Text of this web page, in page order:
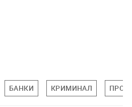
БАНКИ КРИМИНАЛ